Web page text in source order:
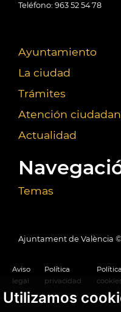
Utilizamos
Teléfono: 963 52 54 78
Ayuntamiento
La ciudad
Trámites
Atención
Actualidad
Temas
Ajuntament de València ©
Aviso
legal
Política
privacidad